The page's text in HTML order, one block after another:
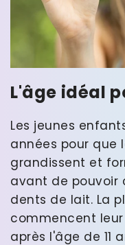
L'âge idéal
Les jeunes
années pour que
grandissent et
avant de pouvoir
dents de lait. La
commencent
après l'âge de 11